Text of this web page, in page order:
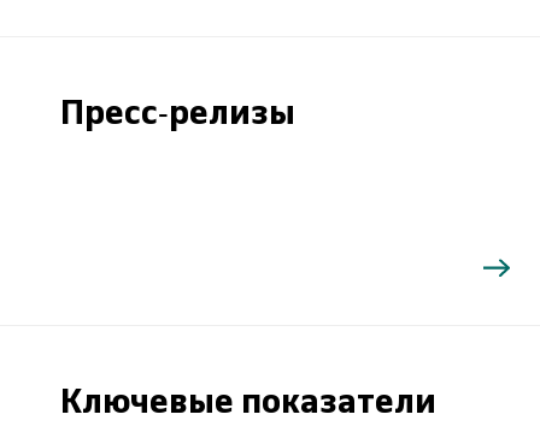
Пресс-релизы
Ключевые показатели